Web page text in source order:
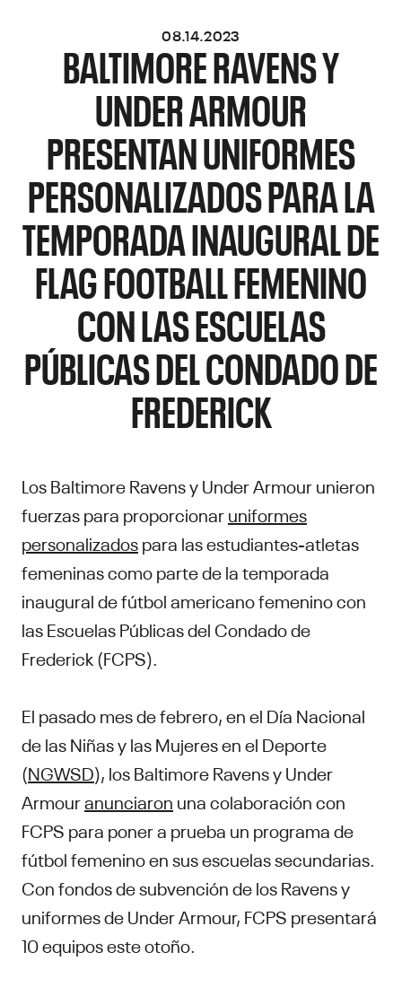
08.14.2023
BALTIMORE RAVENS Y
UNDER ARMOUR
PRESENTAN UNIFORMES
PERSONALIZADOS PARA LA
TEMPORADA INAUGURAL DE
FLAG FOOTBALL FEMENINO
CON LAS ESCUELAS
PÚBLICAS DEL CONDADO DE
FREDERICK
Los Baltimore Ravens y Under Armour unieron
fuerzas para proporcionaruniformes
personalizadospara las estudiantes-atletas
femeninas como parte de la temporada
inaugural de fútbol americano femenino con
las Escuelas Públicas del Condado de
Frederick (FCPS).
El pasado mes de febrero, en el Día Nacional
de las Niñas y las Mujeres en el Deporte
(NGWSD), los Baltimore Ravens y Under
Armouranunciaron una colaboración con
FCPS para poner a prueba un programa de
fútbol femenino en sus escuelas secundarias.
Con fondos de subvención de los Ravens y
uniformes de Under Armour, FCPS presentará
10 equipos este otoño.